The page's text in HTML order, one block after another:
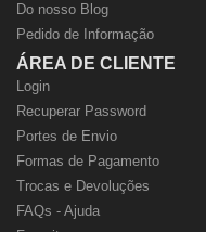
Do nosso Blog
Pedido de Informação
ÁREA DE CLIENTE
Login
Recuperar Password
Portes de Envio
Formas de Pagamento
Trocas e Devoluções
FAQs - Ajuda